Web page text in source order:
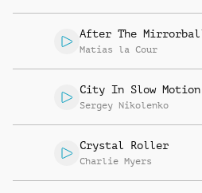
After The
Matias la Cour
City In Slow Motion
Sergey Nikolenko
Crystal Roller
Charlie Myers